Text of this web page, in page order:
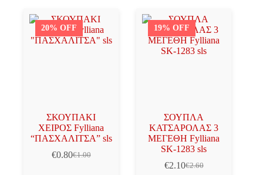
20% OFF
ΣΚΟΥΠΑΚΙ
ΧΕΙΡΟΣ Fylliana
“ΠΑΣΧΑΛΙΤΣΑ” sls
€1.00
Original
€0.80Η
19% OFF
ΣΟΥΠΛΑ
ΚΑΤΣΑΡΟΛΑΣ 3
ΜΕΓΕΘΗ Fylliana
SK-1283 sls
€2.60
Original
€2.10Η